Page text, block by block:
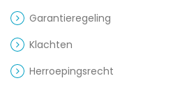
Garantieregeling
Klachten
Herroepingsrecht